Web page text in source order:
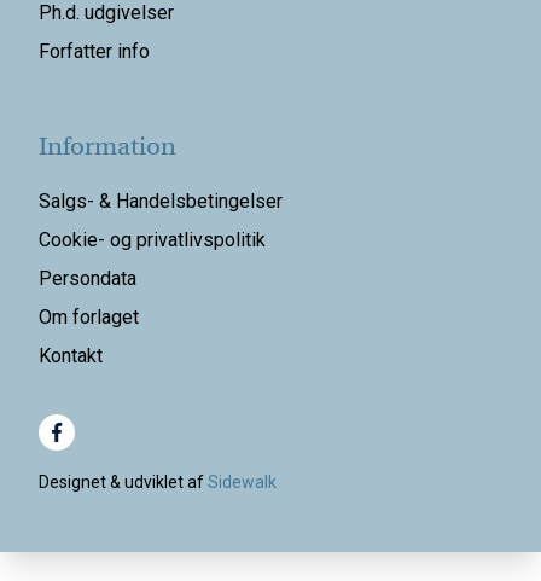
Ph.d. udgivelser
Forfatter info
Information
Salgs- & Handelsbetingelser
Cookie- og privatlivspolitik
Persondata
Om forlaget
Kontakt
Designet & udviklet afSidewalk